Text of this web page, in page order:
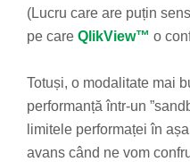
(Lucru care are puțin
pe care QlikView™ o
Totuși, o modalitate mai
performanță într-un
limitele performaței în
avans când ne vom